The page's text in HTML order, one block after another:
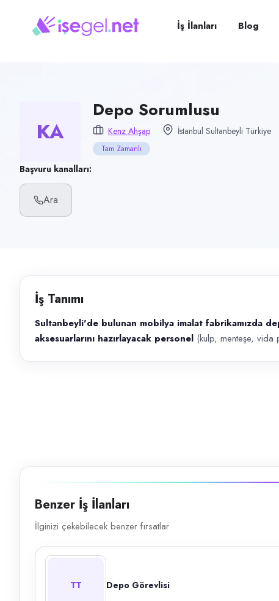
Depo Sorumlusu
Sultanbeyli, İstanbul
Çalışma şekli
Tam Zamanlı · Ofis
Yayın tarihi
22 Haziran 2026
Başvuru kanalları
İlan açıklaması
Sultanbeyli'de bulunan mobilya imalat fabrikamızda depoda paketli
İş İlanları Blog
KA
Depo Sorumlusu
Kenz Ahşap İstanbul Sultanbeyli Türkiye
Tam Zamanlı
Başvuru kanalları:
Ara
İş Tanımı
Sultanbeyli'de bulunan mobilya imalat fabrikamızda
aksesuarlarını hazırlayacak personel (kulp, menteşe, vida
Benzer İş İlanları
İlginizi çekebilecek benzer fırsatlar
TT Depo Görevlisi